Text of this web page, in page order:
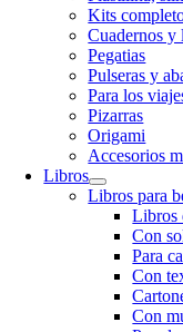
Kits
Cuadernos y
Pegatias
Pulseras y
Para los
Pizarras
Origami
Accesorios
Libros
Libros para
Libros
Con
Para
Con
Con